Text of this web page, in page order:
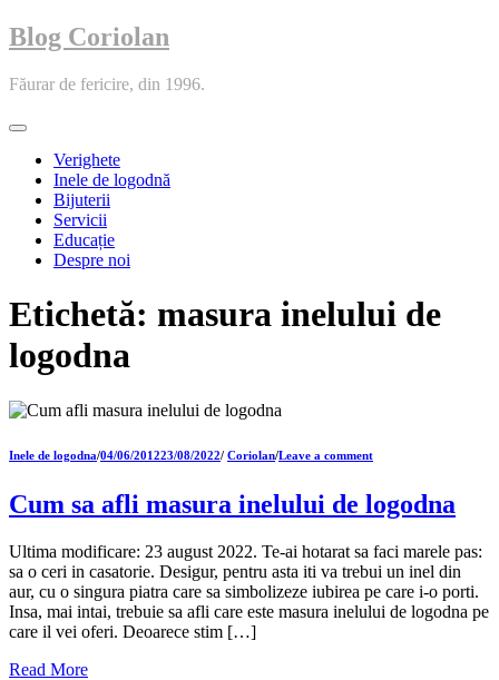
Blog Coriolan
Făurar de fericire, din 1996.
Toggle
navigationVerighete
Inele de logodnă
Bijuterii
Servicii
Educație
Despre noi
Etichetă: masura inelului de
logodna
Inele de logodna/04/06/201223/08/2022/ Coriolan/Leave a comment
Cum sa afli masura inelului de logodna
Ultima modificare: 23 august 2022. Te-ai hotarat sa faci marele pas:
sa o ceri in casatorie. Desigur, pentru asta iti va trebui un inel din
aur, cu o singura piatra care sa simbolizeze iubirea pe care i-o porti.
Insa, mai intai, trebuie sa afli care este masura inelului de logodna pe
care il vei oferi. Deoarece stim […]
Read More